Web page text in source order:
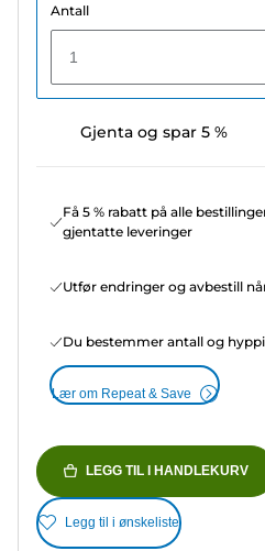
Antall
1
Gjenta og spar 5 %
Få 5 % rabatt på alle
gjentatte leveringer
Utfør endringer og avbestill
Du bestemmer antall og
Lær om Repeat & Save
LEGG TIL I HANDLEKURV
Legg til i ønskeliste